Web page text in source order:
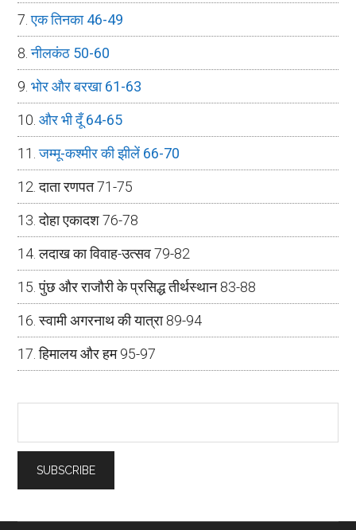
एक तिनका 46-49
नीलकंठ 50-60
भोर और बरखा 61-63
और भी दूँ 64-65
जम्मू-कश्मीर की झीलें 66-70
दाता रणपत 71-75
दोहा एकादश 76-78
लदाख का विवाह-उत्सव 79-82
पुंछ और राजौरी के प्रसिद्ध तीर्थस्थान 83-88
स्वामी अगरनाथ की यात्रा 89-94
हिमालय और हम 95-97